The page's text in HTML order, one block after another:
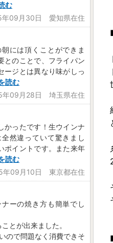
む
年09月30日 愛知県在住
には頂くことができま
とのことで、フライパン
ージとは異なり味がしっ
読む
年09月28日 埼玉県在住
かったです！生ウインナ
然違っていて驚きまし
ポイントです。また来年
読む
年09月10日 東京都在住
ーの焼き方も簡単でし
とが出来ました。
ので問題なく消費できそ